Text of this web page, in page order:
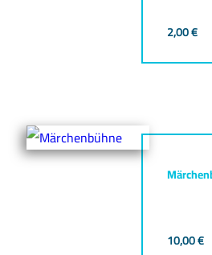
2,00€
10,00€